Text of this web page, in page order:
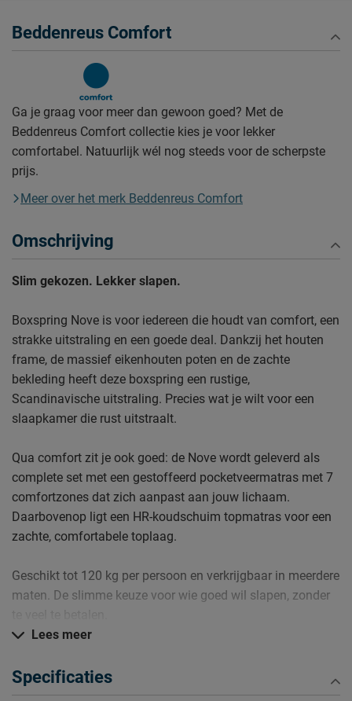
Beddenreus Comfort
Ga je graag voor meer dan gewoon goed? Met de
Beddenreus Comfort collectie kies je voor lekker
comfortabel. Natuurlijk wél nog steeds voor de scherpste
prijs.
Meer over het merk Beddenreus Comfort
Omschrijving
Slim gekozen. Lekker slapen.
Boxspring Nove is voor iedereen die houdt van comfort, een
strakke uitstraling en een goede deal. Dankzij het houten
frame, de massief eikenhouten poten en de zachte
bekleding heeft deze boxspring een rustige,
Scandinavische uitstraling. Precies wat je wilt voor een
slaapkamer die rust uitstraalt.
Qua comfort zit je ook goed: de Nove wordt geleverd als
complete set met een gestoffeerd pocketveermatras met 7
comfortzones dat zich aanpast aan jouw lichaam.
Daarbovenop ligt een HR-koudschuim topmatras voor een
zachte, comfortabele toplaag.
Geschikt tot 120 kg per persoon en verkrijgbaar in meerdere
maten. De slimme keuze voor wie goed wil slapen, zonder
• Stijlvolle, Scandinavische look
• Houten frame met eikenhouten poten
Lees meer
Specificaties